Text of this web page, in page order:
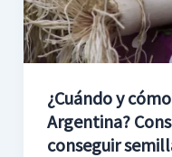
¿Cuándo y
Argentina?
conseguir
Consejos
útiles
y
dónde
conseguir
semillas